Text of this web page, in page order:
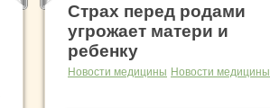
Страх перед родами
угрожает матери и
ребенку
Новости медицины Новости медицины